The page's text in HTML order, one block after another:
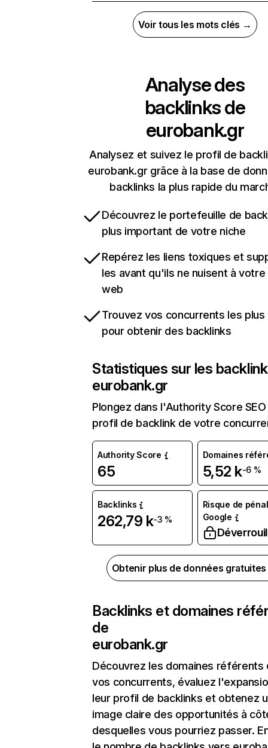
Voir tous les mots clés →
Analyse des
backlinks de
eurobank.gr
Analysez et suivez le profil de
eurobank.gr grâce à la base de
backlinks la plus rapide du
Découvrez le portefeuille de
plus important de votre niche
Repérez les liens toxiques et
les avant qu'ils ne nuisent à
web
Trouvez vos concurrents les
pour obtenir des backlinks
Statistiques sur les
eurobank.gr
Plongez dans l'Authority Score
profil de backlink de votre
Authority Score
65
Domaines
5,52 k-6 %
Backlinks
262,79 k-3 %
Risque de
Google
Obtenir plus de données
Backlinks et domaines
de
eurobank.gr
Découvrez les domaines référents
vos concurrents, évaluez
leur profil de backlinks et obtenez
image claire des opportunités à
desquelles vous pourriez passer.